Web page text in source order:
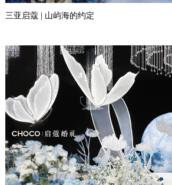
三亚启蔻 | 山屿海的约定